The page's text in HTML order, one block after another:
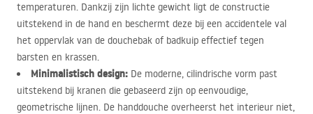
temperaturen. Dankzij zijn lichte gewicht ligt de constructie
uitstekend in de hand en beschermt deze bij een accidentele val
het oppervlak van de douchebak of badkuip effectief tegen
barsten en krassen.
Minimalistisch design: De moderne, cilindrische vorm past
uitstekend bij kranen die gebaseerd zijn op eenvoudige,
geometrische lijnen. De handdouche overheerst het interieur niet,